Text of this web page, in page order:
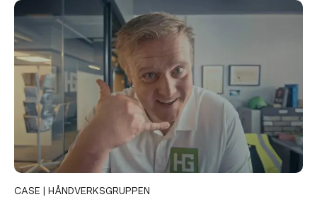
CASE | HÅNDVERKSGRUPPEN